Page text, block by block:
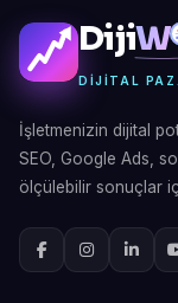
DijiW
DIJITAL
İşletmenizin dijital
SEO, Google Ads,
ölçülebilir sonuçlar